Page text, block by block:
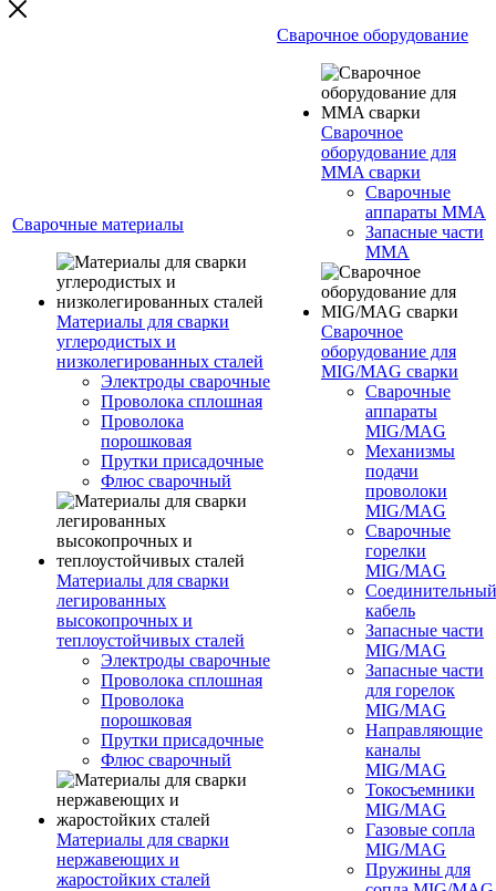
Сварочные материалы
Материалы для сварки
углеродистых и
низколегированных сталей
Электроды сварочные
Проволока сплошная
Проволока
порошковая
Прутки присадочные
Флюс сварочный
Материалы для сварки
легированных
высокопрочных и
теплоустойчивых сталей
Электроды сварочные
Проволока сплошная
Проволока
порошковая
Прутки присадочные
Флюс сварочный
Материалы для сварки
нержавеющих и
жаростойких сталей
Сварочное оборудование
Сварочное
оборудование для
MMA сварки
Сварочные
аппараты MMA
Запасные части
MMA
Сварочное
оборудование для
MIG/MAG сварки
Сварочные
аппараты
MIG/MAG
Механизмы
подачи
проволоки
MIG/MAG
Сварочные
горелки
MIG/MAG
Соединительный
кабель
Запасные части
MIG/MAG
Запасные части
для горелок
MIG/MAG
Направляющие
каналы
MIG/MAG
Токосъемники
MIG/MAG
Газовые сопла
MIG/MAG
Пружины для